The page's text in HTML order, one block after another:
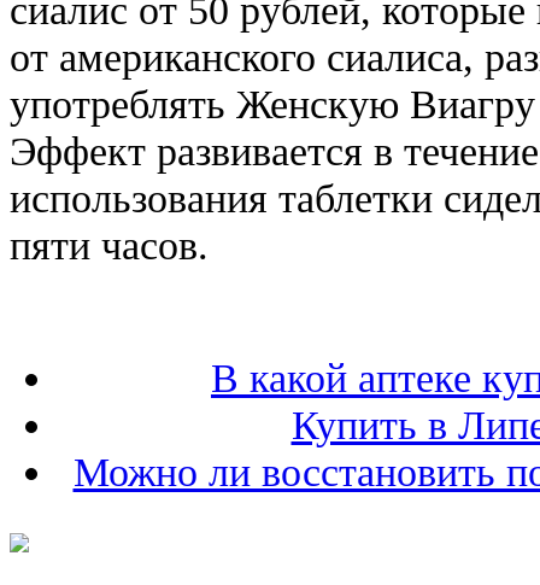
сиалис от 50 рублей,
от американского сиалиса,
употреблять Женскую
Эффект развивается в
использования таблетки
пяти часов.
В какой аптеке
Купить в
Можно ли восстановить